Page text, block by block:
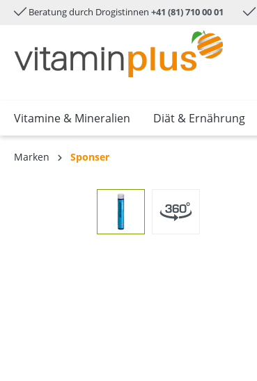
springen Zur Hauptnavigation springen
Beratung durch Drogistinnen +41 (81) 710 00 01
Vitamine & Mineralien Diät & Ernährung
Marken Sponser